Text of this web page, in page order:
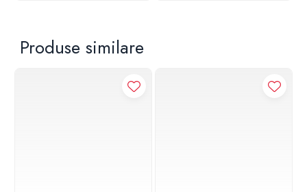
Produse similare